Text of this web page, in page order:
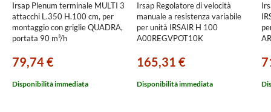
Irsap Plenum terminale MULTI 3
attacchi L.350 H.100 cm, per
montaggio con griglie QUADRA,
portata 90 m³/h
79,74 €
Disponibilità immediata
Irsap Regolatore di velocità
manuale a resistenza variabile
per unità IRSAIR H 100
A00REGVPOT10K
165,31 €
Disponibilità immediata